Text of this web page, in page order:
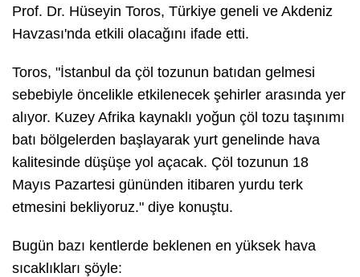
Prof. Dr. Hüseyin Toros, Türkiye geneli ve Akdeniz
Havzası'nda etkili olacağını ifade etti.
Toros, "İstanbul da çöl tozunun batıdan gelmesi
sebebiyle öncelikle etkilenecek şehirler arasında yer
alıyor. Kuzey Afrika kaynaklı yoğun çöl tozu taşınımı
batı bölgelerden başlayarak yurt genelinde hava
kalitesinde düşüşe yol açacak. Çöl tozunun 18
Mayıs Pazartesi gününden itibaren yurdu terk
etmesini bekliyoruz." diye konuştu.
Bugün bazı kentlerde beklenen en yüksek hava
sıcaklıkları şöyle: